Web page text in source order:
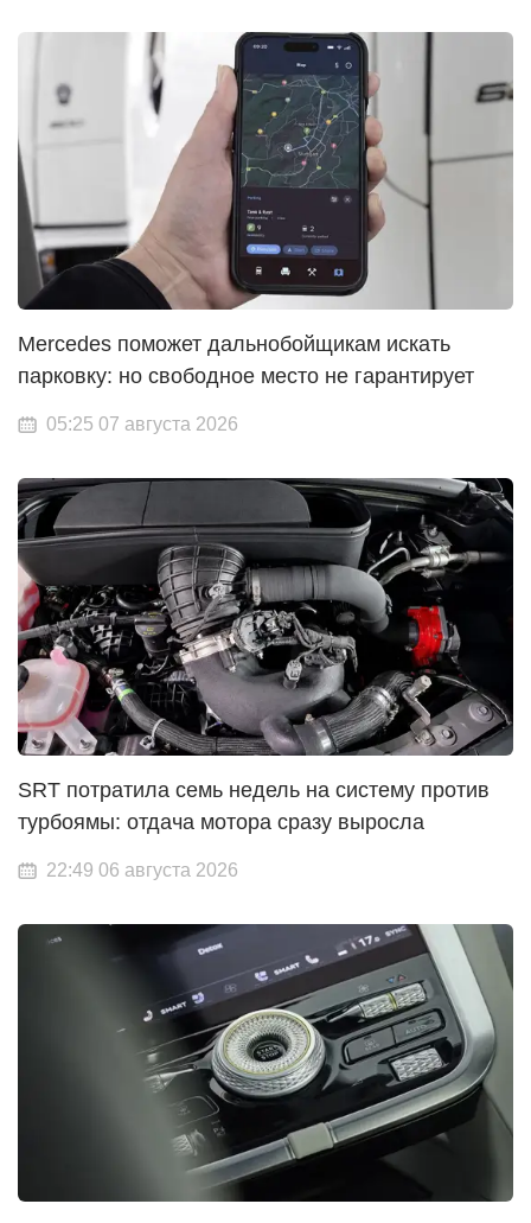
Mercedes поможет дальнобойщикам искать
парковку: но свободное место не гарантирует
05:25 07 августа 2026
SRT потратила семь недель на систему против
турбоямы: отдача мотора сразу выросла
22:49 06 августа 2026